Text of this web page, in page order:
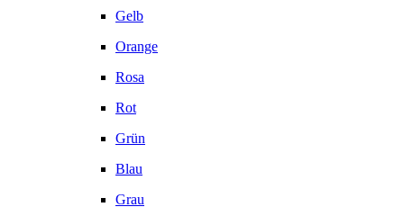
Gelb
Orange
Rosa
Rot
Grün
Blau
Grau